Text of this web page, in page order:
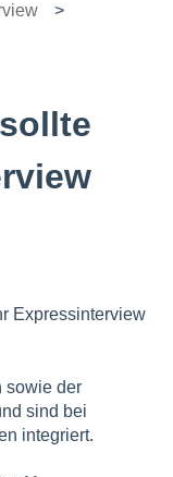
Expressinterview
sowie der
sind bei
integriert.